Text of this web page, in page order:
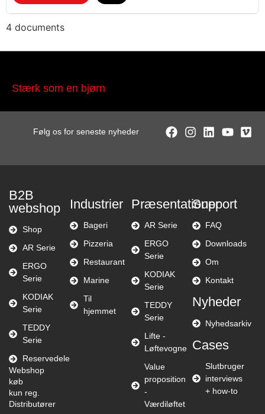
4 documents
Stærk som en bjørn
Følg os for seneste nyheder
B2B
webshop
Shop
AR Serie
ERGO
Serie
KODIAK
Serie
TEDDY
Serie
Reservedele
Webshop
køb
kun reg.
Distributører
Industrier
Bageri
Pizzeria
Restaurant
Marine
Til
hjemmet
Præsentationer
AR Serie
ERGO
Serie
KODIAK
Serie
TEDDY
Serie
Lifte -
Løftevogne
Value
proposition
-
Værdiløftet
Support
FAQ
Downloads
Om
Kontakt
Nyheder
Nyhedsarkiv
Cases
Slutbruger
interviews
+ how-to